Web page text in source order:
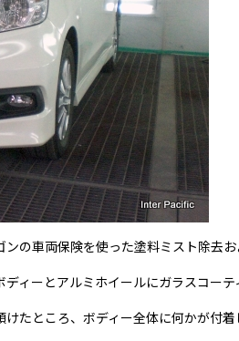
の車両保険を使った塗料ミスト除去お
ィーとアルミホイールにガラスコーテ
たところ、ボディー全体に何かが付